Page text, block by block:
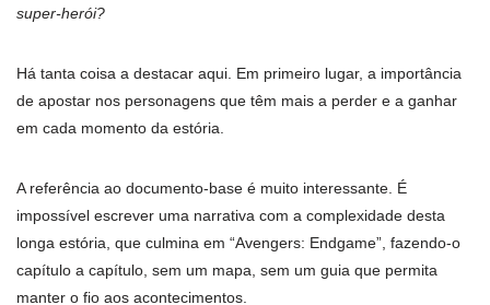
super-herói?
Há tanta coisa a destacar aqui. Em primeiro lugar, a importância
de apostar nos personagens que têm mais a perder e a ganhar
em cada momento da estória.
A referência ao documento-base é muito interessante. É
impossível escrever uma narrativa com a complexidade desta
longa estória, que culmina em “Avengers: Endgame”, fazendo-o
capítulo a capítulo, sem um mapa, sem um guia que permita
manter o fio aos acontecimentos.